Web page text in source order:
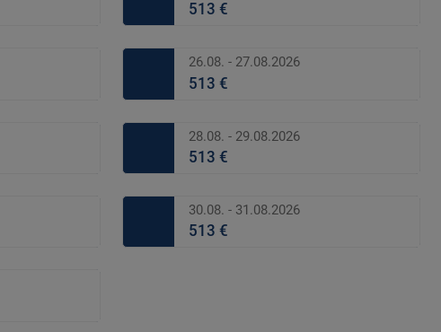
513 €
26.08. - 27.08.2026
513 €
28.08. - 29.08.2026
513 €
30.08. - 31.08.2026
513 €